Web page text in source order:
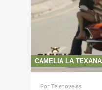
CAMELIA LA TEXANA
Por Telenovelas